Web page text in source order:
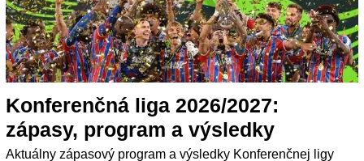
Konferenčná liga 2026/2027:
zápasy, program a výsledky
Aktuálny zápasový program a výsledky Konferenčnej ligy